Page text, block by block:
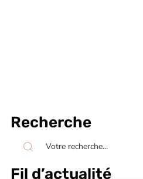
Recherche
Fil d’actualité